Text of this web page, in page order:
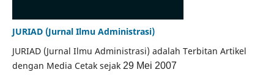
JURIAD (Jurnal Ilmu Administrasi)
JURIAD (Jurnal Ilmu Administrasi) adalah Terbitan Artikel
dengan Media Cetak sejak 29 Mei 2007